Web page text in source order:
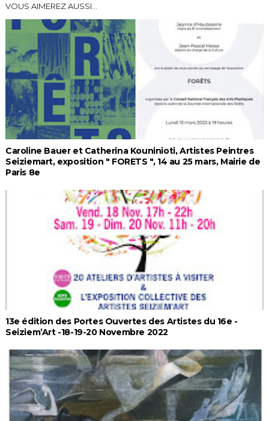
VOUS AIMEREZ AUSSI...
Caroline Bauer et Catherina Kouninioti, Artistes Peintres
Seiziemart, exposition " FORETS ", 14 au 25 mars, Mairie de
Paris 8e
13e édition des Portes Ouvertes des Artistes du 16e -
Seiziem’Art -18-19-20 Novembre 2022